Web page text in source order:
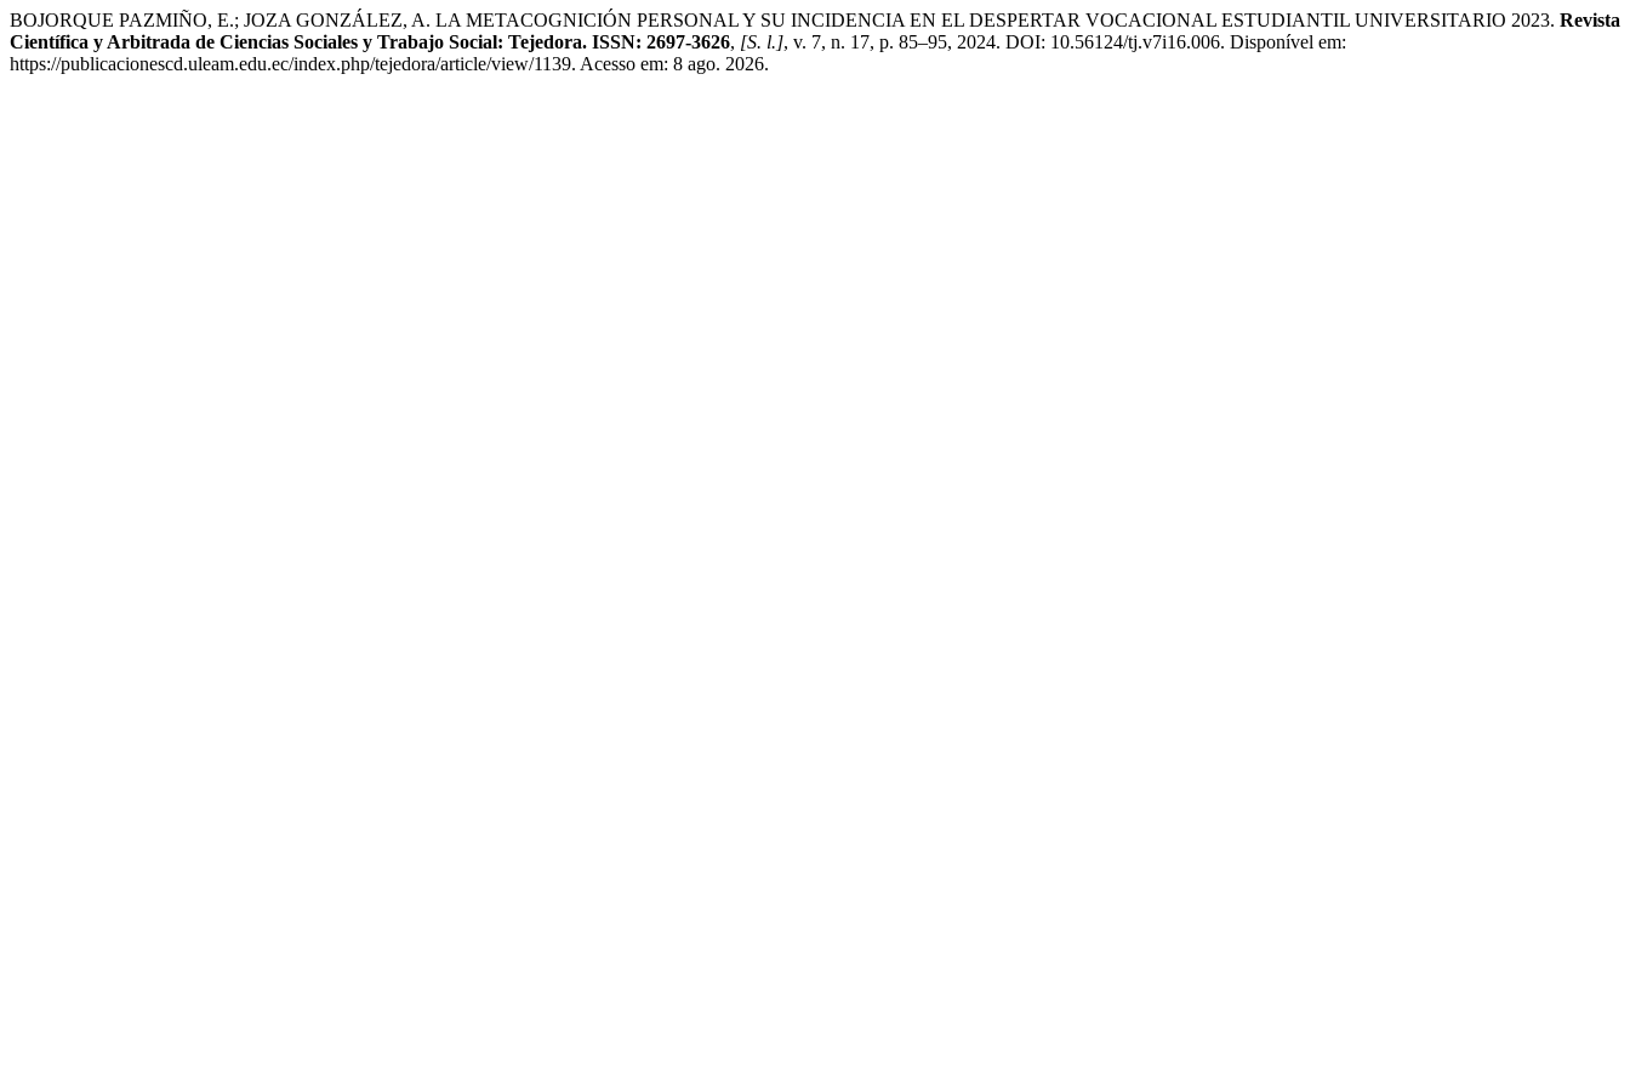
BOJORQUE PAZMIÑO, E.; JOZA GONZÁLEZ, A. LA METACOGNICIÓN PERSONAL Y SU INCIDENCIA EN EL DESPERTAR VOCACIONAL ESTUDIANTIL UNIVERSITARIO 2023. Revista
Científica y Arbitrada de Ciencias Sociales y Trabajo Social: Tejedora. ISSN: 2697-3626, [S. l.], v. 7, n. 17, p. 85–95, 2024. DOI: 10.56124/tj.v7i16.006. Disponível em:
https://publicacionescd.uleam.edu.ec/index.php/tejedora/article/view/1139. Acesso em: 8 ago. 2026.